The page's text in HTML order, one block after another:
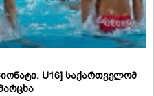
U16] საქართველომ